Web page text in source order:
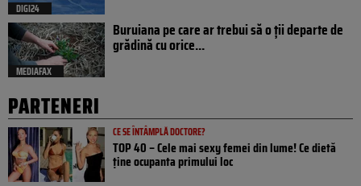
DIGI24
MEDIAFAX
Buruiana pe care ar trebui să o ții departe de
grădină cu orice...
PARTENERI
CE SE ÎNTÂMPLĂ DOCTORE?
TOP 40 – Cele mai sexy femei din lume! Ce dietă
ține ocupanta primului loc